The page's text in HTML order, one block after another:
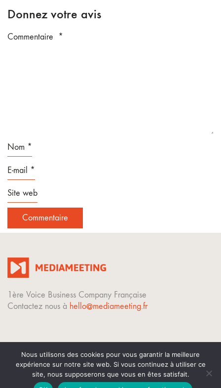
Donnez votre avis
Commentaire *
Nom *
E-mail *
Site web
1ère Voice Business Company Française
Contactez nous à hello@mediameeting.fr
© Copyright 2023. Tous droits réservés.
Mentions légales
Nous utilisons des cookies pour vous garantir la meilleure
expérience sur notre site web. Si vous continuez à utiliser ce
site, nous supposerons que vous en êtes satisfait.